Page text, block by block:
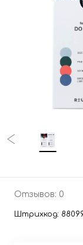
Отзывов: 0
Штрихкод: